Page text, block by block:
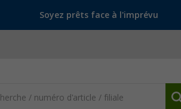
Soyez prêts face à l'imprévu